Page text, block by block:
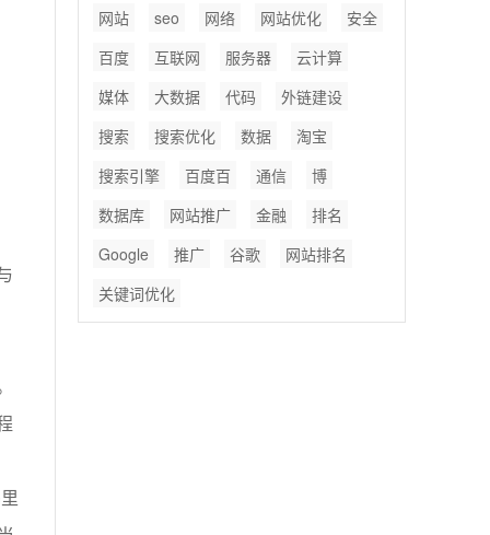
网站 seo 网络 网站优化
安全
百度
互联网 服务器
云计算
媒体
大数据 代码
外链建设
搜索
搜索优化 数据
淘宝
搜索引擎
百度百 通信
博
数据库
网站推广 金融
排名
Google
推广 谷歌
网站排名
关键词优化